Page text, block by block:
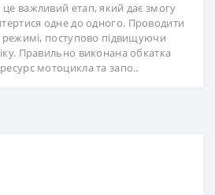
важливий етап, який дає змогу
одне до одного. Проводити
режимі, поступово підвищуючи
Правильно виконана обкатка
мотоцикла та запо..